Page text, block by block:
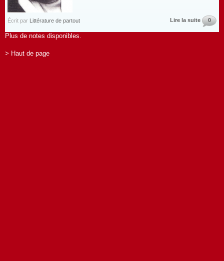
Écrit par Littérature de partout Lire la suite 0
Plus de notes disponibles.
> Haut de page